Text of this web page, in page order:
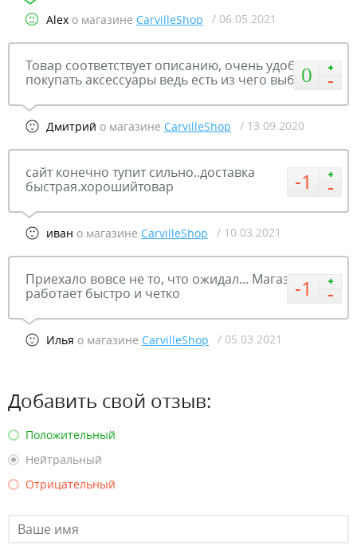
Alex о магазине CarvilleShop / 06.05.2021
0
Товар соответствует описанию, очень удобно
покупать аксессуары ведь есть из чего выбрать
Дмитрий о магазине CarvilleShop / 13.09.2020
-1
сайт конечно тупит сильно..доставка
быстрая.хорошийтовар
иван о магазине CarvilleShop / 10.03.2021
-1
Приехало вовсе не то, что ожидал... Магазин
работает быстро и четко
Илья о магазине CarvilleShop / 05.03.2021
Добавить свой отзыв:
Положительный
Нейтральный
Отрицательный